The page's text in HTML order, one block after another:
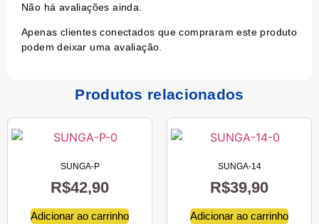
Não há avaliações ainda.
Apenas clientes conectados que compraram este produto
podem deixar uma avaliação.
Produtos relacionados
SUNGA-P
R$42,90
Adicionar ao carrinho
SUNGA-14
R$39,90
Adicionar ao carrinho